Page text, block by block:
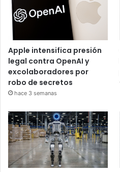
Apple intensifica presión
legal contra OpenAI y
excolaboradores por
robo de secretos
hace 3 semanas